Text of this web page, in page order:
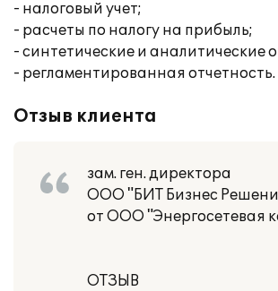
- налоговый учет;
- расчеты по налогу на прибыль;
- синтетические и аналитические
- регламентированная отчетность.
Отзыв клиента
зам. ген. директора
ООО "БИТ Бизнес
от ООО "Энергосетевая
ОТЗЫВ